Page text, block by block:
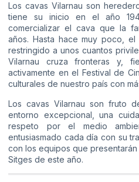
Los cavas Vilarnau son
tiene su inicio en el año
comercializar el cava que la
años. Hasta hace muy poco,
restringido a unos cuantos
Vilarnau cruza fronteras y,
activamente en el Festival de
culturales de nuestro país con
Los cavas Vilarnau son fruto
entorno excepcional, una
respeto por el medio
entusiasmado cada día con su
con los equipos que
Sitges de este año.